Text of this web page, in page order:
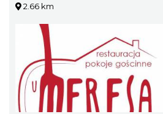
2.66 km